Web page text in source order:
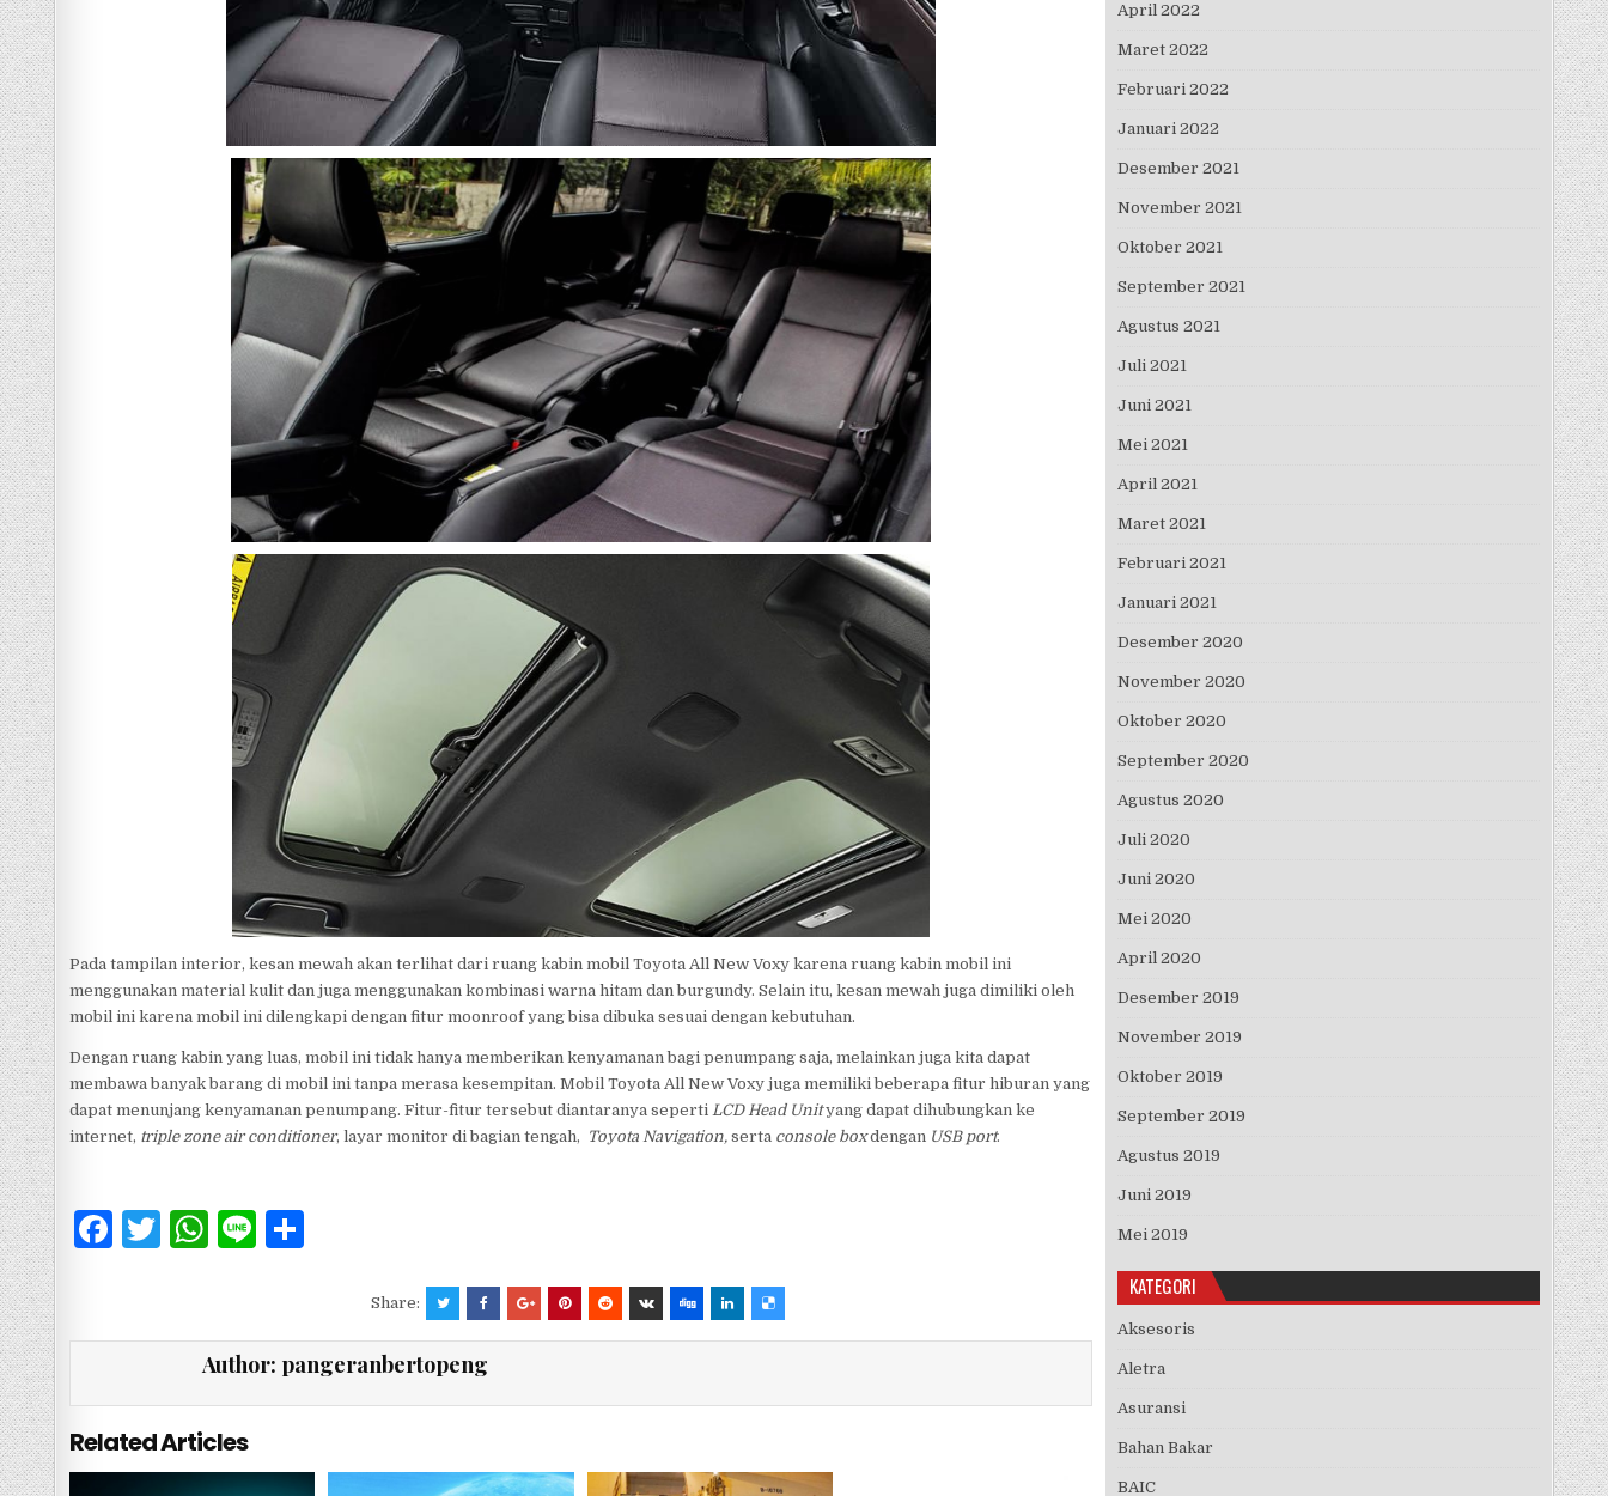
Pada tampilan interior, kesan mewah akan terlihat dari ruang kabin mobil Toyota All New Voxy karena ruang kabin mobil ini
menggunakan material kulit dan juga menggunakan kombinasi warna hitam dan burgundy. Selain itu, kesan mewah juga dimiliki oleh
mobil ini karena mobil ini dilengkapi dengan fitur moonroof yang bisa dibuka sesuai dengan kebutuhan.
Dengan ruang kabin yang luas, mobil ini tidak hanya memberikan kenyamanan bagi penumpang saja, melainkan juga kita dapat
membawa banyak barang di mobil ini tanpa merasa kesempitan. Mobil Toyota All New Voxy juga memiliki beberapa fitur hiburan yang
dapat menunjang kenyamanan penumpang. Fitur-fitur tersebut diantaranya seperti LCD Head Unityang dapat dihubungkan ke
internet, triple zone air conditioner, layar monitor di bagian tengah, Toyota Navigation, serta console boxdengan USB port.
F
e
o
o
T
te
W
s
A
p
p
Li
e
Share:
Author: pangeranbertopeng
Related Articles
April 2022
Maret 2022
Februari 2022
Januari 2022
Desember 2021
November 2021
Oktober 2021
September 2021
Agustus 2021
Juli 2021
Juni 2021
Mei 2021
April 2021
Maret 2021
Februari 2021
Januari 2021
Desember 2020
November 2020
Oktober 2020
September 2020
Agustus 2020
Juli 2020
Juni 2020
Mei 2020
April 2020
Desember 2019
November 2019
Oktober 2019
September 2019
Agustus 2019
Juni 2019
Mei 2019
KATEGORI
Aksesoris
Aletra
Asuransi
Bahan Bakar
BAIC